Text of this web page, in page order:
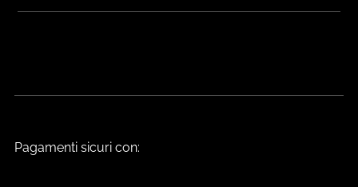
Pagamenti sicuri con: